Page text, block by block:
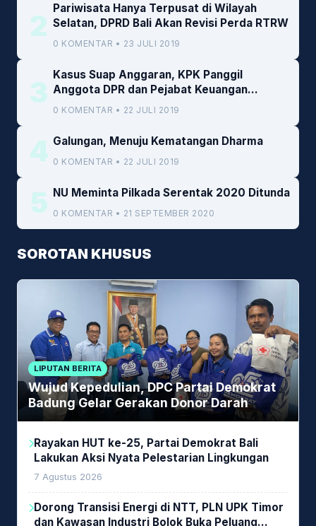
2
Pariwisata Hanya Terpusat di Wilayah
Selatan, DPRD Bali Akan Revisi Perda RTRW
0 KOMENTAR • 23 JULI 2019
3
Kasus Suap Anggaran, KPK Panggil
Anggota DPR dan Pejabat Keuangan
Kemenkeu
0 KOMENTAR • 22 JULI 2019
4 Galungan, Menuju Kematangan Dharma
0 KOMENTAR • 22 JULI 2019
5 NU Meminta Pilkada Serentak 2020 Ditunda
0 KOMENTAR • 21 SEPTEMBER 2020
SOROTAN KHUSUS
LIPUTAN BERITA
Wujud Kepedulian, DPC Partai Demokrat
Badung Gelar Gerakan Donor Darah
Rayakan HUT ke-25, Partai Demokrat Bali
Lakukan Aksi Nyata Pelestarian Lingkungan
7 Agustus 2026
Dorong Transisi Energi di NTT, PLN UPK Timor
dan Kawasan Industri Bolok Buka Peluang